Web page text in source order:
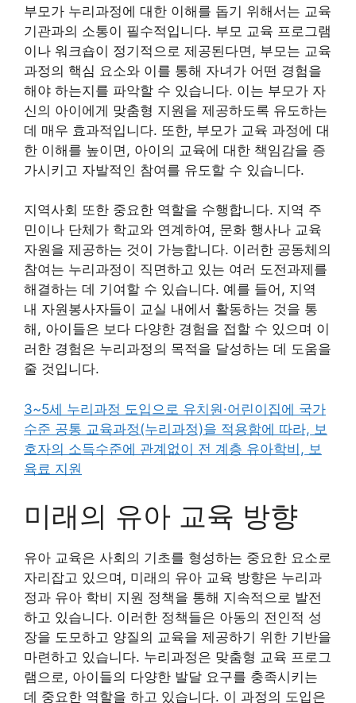
부모가 누리과정에 대한 이해를 돕기 위해서는 교육
기관과의 소통이 필수적입니다. 부모 교육 프로그램
이나 워크숍이 정기적으로 제공된다면, 부모는 교육
과정의 핵심 요소와 이를 통해 자녀가 어떤 경험을
해야 하는지를 파악할 수 있습니다. 이는 부모가 자
신의 아이에게 맞춤형 지원을 제공하도록 유도하는
데 매우 효과적입니다. 또한, 부모가 교육 과정에 대
한 이해를 높이면, 아이의 교육에 대한 책임감을 증
가시키고 자발적인 참여를 유도할 수 있습니다.
지역사회 또한 중요한 역할을 수행합니다. 지역 주
민이나 단체가 학교와 연계하여, 문화 행사나 교육
자원을 제공하는 것이 가능합니다. 이러한 공동체의
참여는 누리과정이 직면하고 있는 여러 도전과제를
해결하는 데 기여할 수 있습니다. 예를 들어, 지역
내 자원봉사자들이 교실 내에서 활동하는 것을 통
해, 아이들은 보다 다양한 경험을 접할 수 있으며 이
러한 경험은 누리과정의 목적을 달성하는 데 도움을
줄 것입니다.
3~5세 누리과정 도입으로 유치원·어린이집에 국가
수준 공통 교육과정(누리과정)을 적용함에 따라, 보
호자의 소득수준에 관계없이 전 계층 유아학비, 보
육료 지원
미래의 유아 교육 방향
유아 교육은 사회의 기초를 형성하는 중요한 요소로
자리잡고 있으며, 미래의 유아 교육 방향은 누리과
정과 유아 학비 지원 정책을 통해 지속적으로 발전
하고 있습니다. 이러한 정책들은 아동의 전인적 성
장을 도모하고 양질의 교육을 제공하기 위한 기반을
마련하고 있습니다. 누리과정은 맞춤형 교육 프로그
램으로, 아이들의 다양한 발달 요구를 충족시키는
데 중요한 역할을 하고 있습니다. 이 과정의 도입은